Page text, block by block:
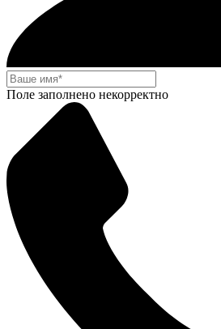
Поле заполнено некорректно